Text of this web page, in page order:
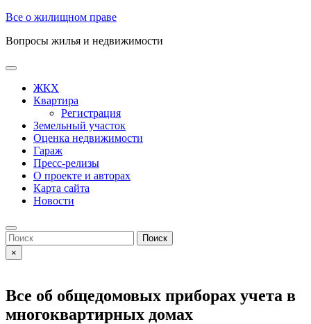
Skip
content
Все о жилищном праве
Вопросы жилья и недвижимости
Open
ButtonЖКХ
Квартира
Регистрация
Земельный участок
Оценка недвижимости
Гараж
Пресс-релизы
О проекте и авторах
Карта сайта
Новости
Close
Button
Search
for:
×
Все об общедомовых приборах учета в
многоквартирных домах